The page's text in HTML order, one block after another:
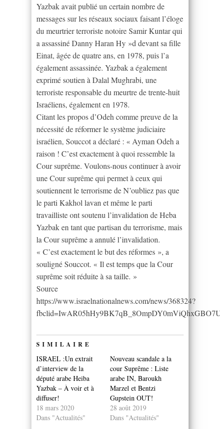
Yazbak avait publié un certain nombre de
messages sur les réseaux sociaux faisant l’éloge
du meurtrier terroriste notoire Samir Kuntar qui
a assassiné Danny Haran Hy »d devant sa fille
Einat, âgée de quatre ans, en 1978, puis l’a
également assassinée. Yazbak a également
exprimé soutien à Dalal Mughrabi, une
terroriste responsable du meurtre de trente-huit
Israéliens, également en 1978.
Citant les propos d’Odeh comme preuve de la
nécessité de réformer le système judiciaire
israélien, Souccot a déclaré : « Ayman Odeh a
raison ! C’est exactement à quoi ressemble la
Cour suprême. Voulons-nous continuer à avoir
une Cour suprême qui permet à ceux qui
soutiennent le terrorisme de N’oubliez pas que
le parti Kakhol lavan et même le parti
travailliste ont soutenu l’invalidation de Heba
Yazbak en tant que partisan du terrorisme, mais
la Cour suprême a annulé l’invalidation.
« C’est exactement le but des réformes », a
souligné Souccot. « Il est temps que la Cour
suprême soit réduite à sa taille. »
Source
https://www.israelnationalnews.com/news/368324?
SIMILAIRE
ISRAEL :Un extrait
d’interview de la
député arabe Heiba
Yazbak – À voir et à
diffuser!
18 mars 2020
Dans "Actualités"
Nouveau scandale a la
cour Suprême : Liste
arabe IN, Baroukh
Marzel et Bentzi
Gupstein OUT!
28 août 2019
Dans "Actualités"